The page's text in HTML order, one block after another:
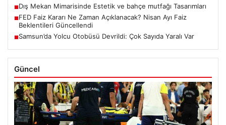
■Dış Mekan Mimarisinde Estetik ve bahçe mutfağı Tasarımları
■FED Faiz Kararı Ne Zaman Açıklanacak? Nisan Ayı Faiz
Beklentileri Güncellendi
■Samsun’da Yolcu Otobüsü Devrildi: Çok Sayıda Yaralı Var
Güncel